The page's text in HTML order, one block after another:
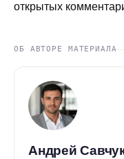
открытых
ОБ АВТОРЕ МАТЕРИАЛА
Андрей